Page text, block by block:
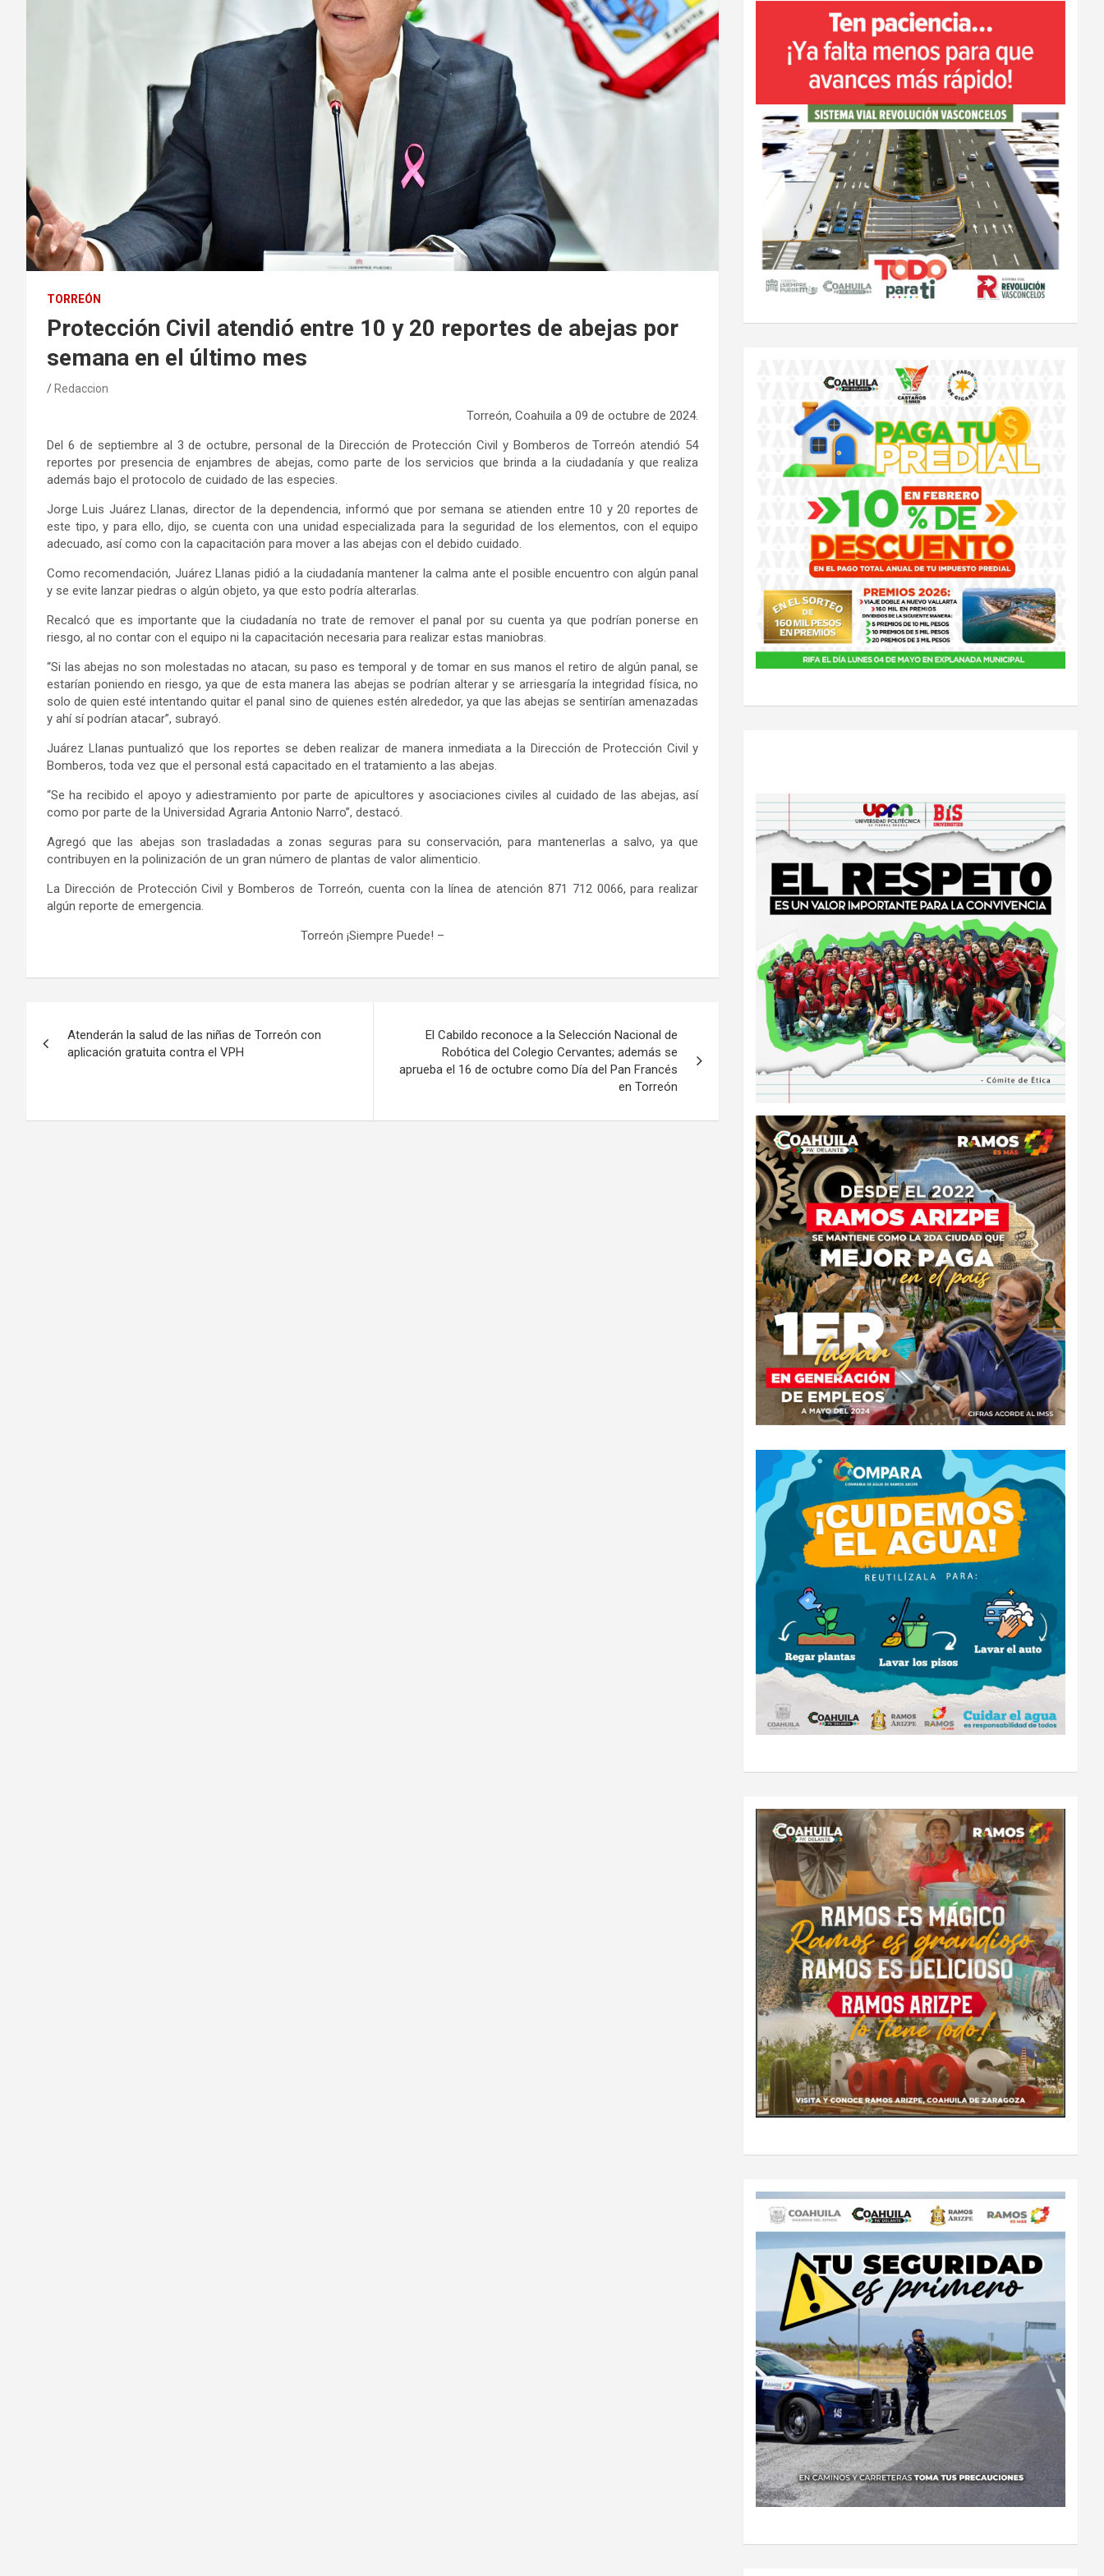
TORREÓN
Protección Civil atendió entre 10 y 20 reportes de abejas por
semana en el último mes
Redaccion
Torreón, Coahuila a 09 de octubre de 2024.
Del 6 de septiembre al 3 de octubre, personal de la Dirección de Protección Civil y Bomberos de Torreón atendió 54
reportes por presencia de enjambres de abejas, como parte de los servicios que brinda a la ciudadanía y que realiza
además bajo el protocolo de cuidado de las especies.
Jorge Luis Juárez Llanas, director de la dependencia, informó que por semana se atienden entre 10 y 20 reportes de
este tipo, y para ello, dijo, se cuenta con una unidad especializada para la seguridad de los elementos, con el equipo
adecuado, así como con la capacitación para mover a las abejas con el debido cuidado.
Como recomendación, Juárez Llanas pidió a la ciudadanía mantener la calma ante el posible encuentro con algún panal
y se evite lanzar piedras o algún objeto, ya que esto podría alterarlas.
Recalcó que es importante que la ciudadanía no trate de remover el panal por su cuenta ya que podrían ponerse en
riesgo, al no contar con el equipo ni la capacitación necesaria para realizar estas maniobras.
“Si las abejas no son molestadas no atacan, su paso es temporal y de tomar en sus manos el retiro de algún panal, se
estarían poniendo en riesgo, ya que de esta manera las abejas se podrían alterar y se arriesgaría la integridad física, no
solo de quien esté intentando quitar el panal sino de quienes estén alrededor, ya que las abejas se sentirían amenazadas
y ahí sí podrían atacar”, subrayó.
Juárez Llanas puntualizó que los reportes se deben realizar de manera inmediata a la Dirección de Protección Civil y
Bomberos, toda vez que el personal está capacitado en el tratamiento a las abejas.
“Se ha recibido el apoyo y adiestramiento por parte de apicultores y asociaciones civiles al cuidado de las abejas, así
como por parte de la Universidad Agraria Antonio Narro”, destacó.
Agregó que las abejas son trasladadas a zonas seguras para su conservación, para mantenerlas a salvo, ya que
contribuyen en la polinización de un gran número de plantas de valor alimenticio.
La Dirección de Protección Civil y Bomberos de Torreón, cuenta con la línea de atención 871 712 0066, para realizar
algún reporte de emergencia.
Torreón ¡Siempre Puede! –
de
Atenderán la salud de las niñas de Torreón con
aplicación gratuita contra el VPH
El Cabildo reconoce a la Selección Nacional de
Robótica del Colegio Cervantes; además se
aprueba el 16 de octubre como Día del Pan Francés
en Torreón